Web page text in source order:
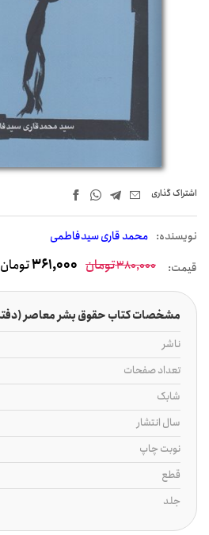
اشتراک‌ گذاری
نويسنده: محمد قاری سیدفاطمی
قیمت: 380,000تومان 361,000تومان
مشخصات کتاب حقوق بشر معاصر
ناشر
تعداد صفحات
شابک
سال انتشار
نوبت چاپ
قطع
جلد